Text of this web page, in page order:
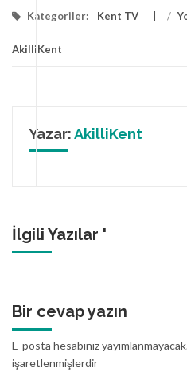
Kategoriler: Kent TV /
AkilliKent
Yazar:AkilliKent
İlgili Yazılar '
Bir cevap yazın
E-posta hesabınız
işaretlenmişlerdir